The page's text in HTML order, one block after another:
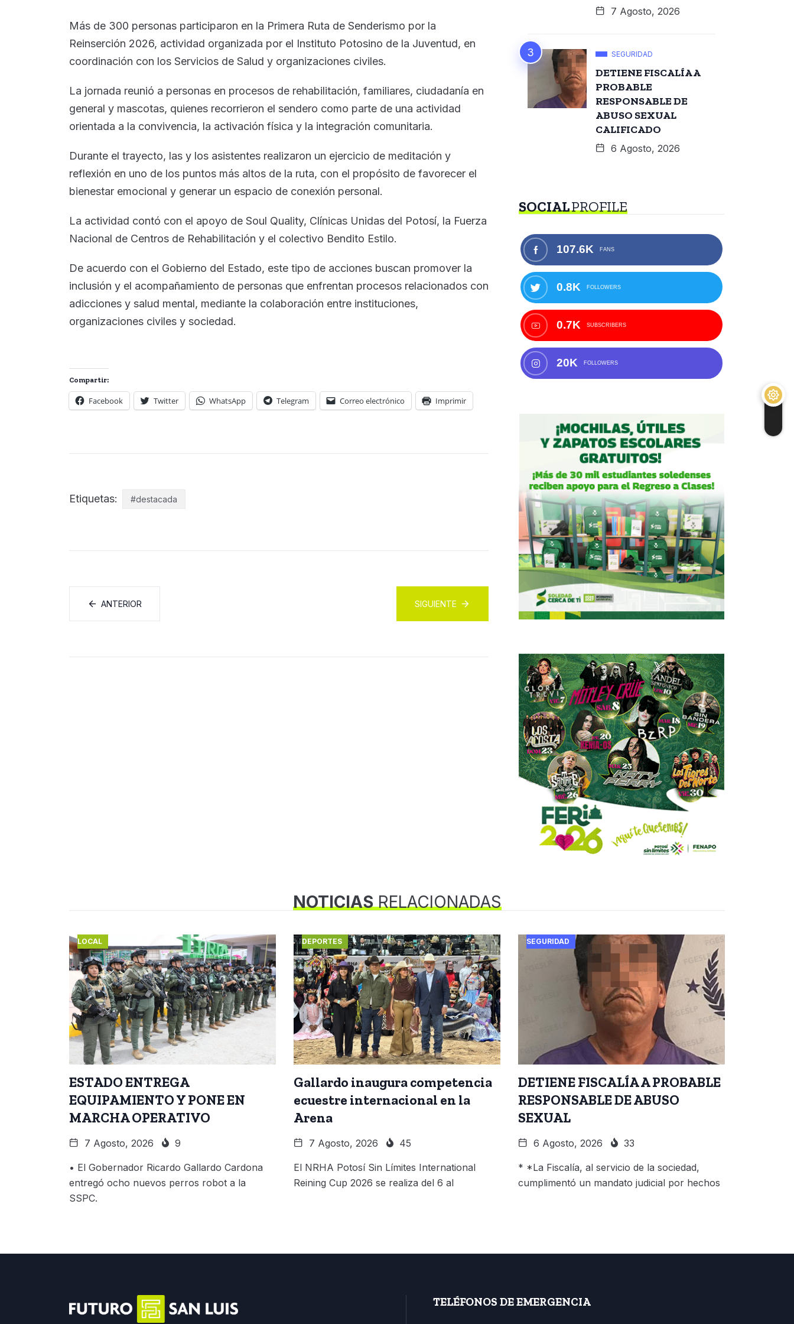
Más de 300 personas participaron en la Primera Ruta de Senderismo por la
Reinserción 2026, actividad organizada por el Instituto Potosino de la Juventud, en
coordinación con los Servicios de Salud y organizaciones civiles.
La jornada reunió a personas en procesos de rehabilitación, familiares, ciudadanía en
general y mascotas, quienes recorrieron el sendero como parte de una actividad
orientada a la convivencia, la activación física y la integración comunitaria.
Durante el trayecto, las y los asistentes realizaron un ejercicio de meditación y
reflexión en uno de los puntos más altos de la ruta, con el propósito de favorecer el
bienestar emocional y generar un espacio de conexión personal.
La actividad contó con el apoyo de Soul Quality, Clínicas Unidas del Potosí, la Fuerza
Nacional de Centros de Rehabilitación y el colectivo Bendito Estilo.
De acuerdo con el Gobierno del Estado, este tipo de acciones buscan promover la
inclusión y el acompañamiento de personas que enfrentan procesos relacionados con
adicciones y salud mental, mediante la colaboración entre instituciones,
organizaciones civiles y sociedad.
Compartir:
Facebook Twitter WhatsApp Telegram Correo electrónico Imprimir
Etiquetas: #destacada
ANTERIOR SIGUIENTE
7 Agosto, 2026
SEGURIDAD
DETIENE FISCALÍA A
PROBABLE
RESPONSABLE DE
ABUSO SEXUAL
CALIFICADO
6 Agosto, 2026
SOCIALPROFILE
107.6K FANS
0.8K FOLLOWERS
0.7K SUBSCRIBERS
20K FOLLOWERS
NOTICIASRELACIONADAS
LOCAL
ESTADO ENTREGA
EQUIPAMIENTO Y PONE EN
MARCHA OPERATIVO
7 Agosto, 2026 9
• El Gobernador Ricardo Gallardo Cardona
entregó ocho nuevos perros robot a la
SSPC.
DEPORTES
Gallardo inaugura competencia
ecuestre internacional en la
Arena
7 Agosto, 2026 45
El NRHA Potosí Sin Límites International
Reining Cup 2026 se realiza del 6 al
SEGURIDAD
DETIENE FISCALÍA A PROBABLE
RESPONSABLE DE ABUSO
SEXUAL
6 Agosto, 2026 33
* *La Fiscalía, al servicio de la sociedad,
cumplimentó un mandato judicial por hechos
TELÉFONOS DE EMERGENCIA